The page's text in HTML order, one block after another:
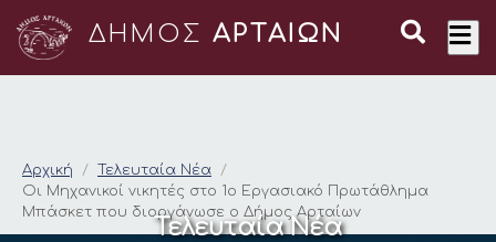
ΔΗΜΟΣ ΑΡΤΑΙΩΝ
Οι Μηχανικοί
Αρχική
Τελευταία Νέα
Οι Μηχανικοί νικητές στο 1ο Εργασιακό Πρωτάθλημα
Μπάσκετ που διοργάνωσε ο Δήμος Αρταίων
Τελευταία Νέα